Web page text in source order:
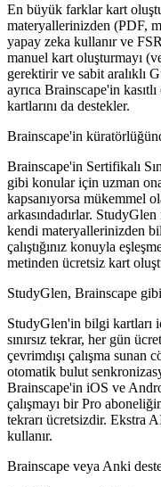
En büyük farklar kart
materyallerinizden (PDF,
yapay zeka kullanır ve
manuel kart oluşturmayı
gerektirir ve sabit aralıklı
ayrıca Brainscape'in
kartlarını da destekler.
Brainscape'in
Brainscape'in Sertifikalı
gibi konular için uzman
kapsanıyorsa mükemmel
arkasındadırlar.
kendi materyallerinizden
çalıştığınız konuyla
metinden ücretsiz kart
StudyGlen, Brainscape gibi
StudyGlen'in bilgi kartları
sınırsız tekrar, her gün
çevrimdışı çalışma
otomatik bulut
Brainscape'in iOS ve
çalışmayı bir Pro
tekrarı ücretsizdir. Ekstra
kullanır.
Brainscape veya Anki